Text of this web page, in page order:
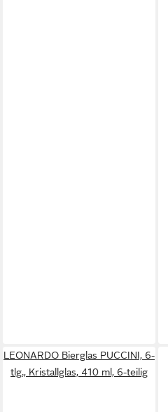
LEONARDO Bierglas PUCCINI, 6-
tlg., Kristallglas, 410 ml, 6-teilig